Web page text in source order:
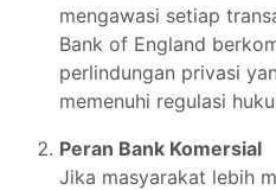
mengawasi setiap
Bank of England
perlindungan privasi
memenuhi regulasi
Peran Bank Komersial
Jika masyarakat lebih